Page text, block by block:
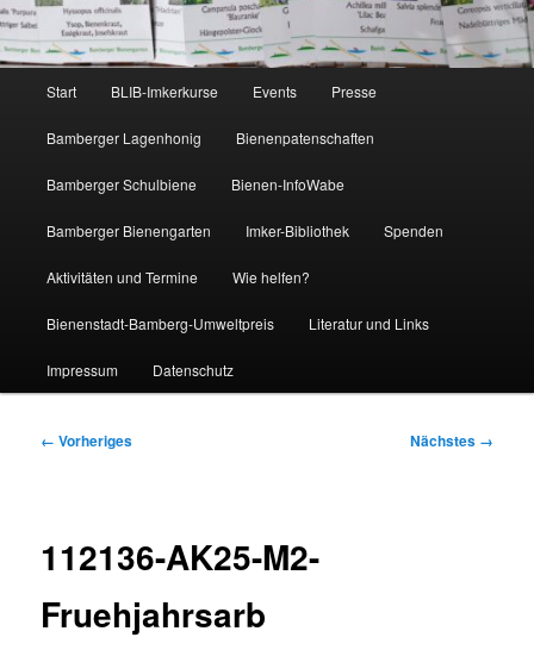
Start BLIB-Imkerkurse Events Presse
Bamberger Lagenhonig Bienenpatenschaften
Bamberger Schulbiene Bienen-InfoWabe
Bamberger Bienengarten Imker-Bibliothek Spenden
Aktivitäten und Termine Wie helfen?
Bienenstadt-Bamberg-Umweltpreis Literatur und Links
Impressum Datenschutz
Bilder-
← Vorheriges Nächstes →
112136-AK25-M2-
Fruehjahrsarb